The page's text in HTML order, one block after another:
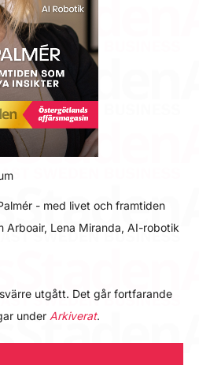
- med livet och framtiden
Arboair, Lena Miranda, AI-robotik
utgått. Det går fortfarande
under Arkiverat.